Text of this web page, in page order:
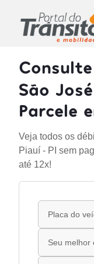
Consulte
São
Parcele
Veja todos os
Piauí - PI sem
até 12x!